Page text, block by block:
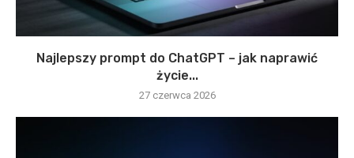
Najlepszy prompt do ChatGPT – jak naprawić
życie...
27 czerwca 2026